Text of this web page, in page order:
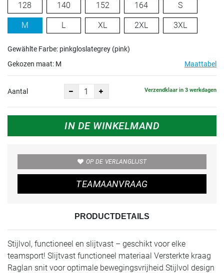
128 140 152 164 S
M L XL 2XL 3XL
Gewählte Farbe: pinkgloslategrey (pink)
Gekozen maat: M Maattabel
Aantal Verzendklaar in 3 werkdagen
IN DE WINKELMAND
OP DE VERLANGLIJST
TEAMAANVRAAG
PRODUCTDETAILS
Stijlvol, functioneel en slijtvast – geschikt voor elke
teamsport! Slijtvast functioneel materiaal Versterkte kraag
Raglan snit voor optimale bewegingsvrijheid Stijlvol design